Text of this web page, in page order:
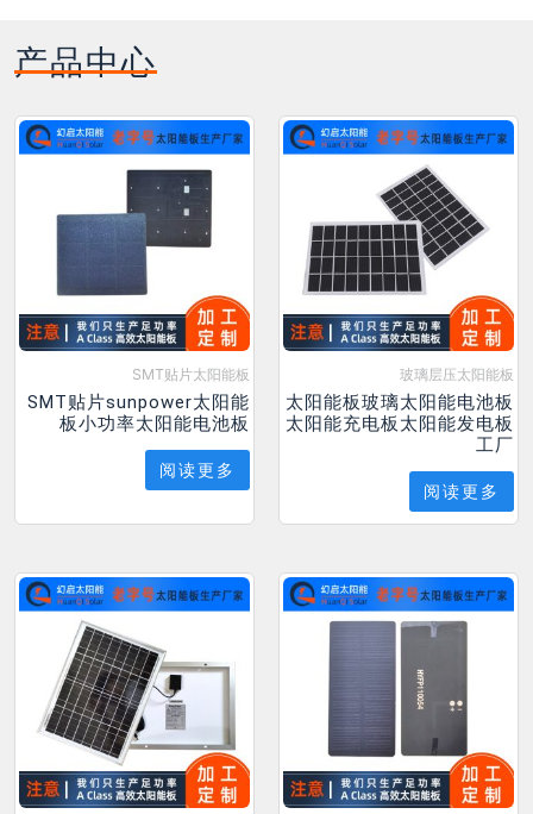
产品中心
SMT贴片太阳能板
SMT贴片sunpower太阳能
板小功率太阳能电池板
阅读更多
玻璃层压太阳能板
太阳能板玻璃太阳能电池板
太阳能充电板太阳能发电板
工厂
阅读更多